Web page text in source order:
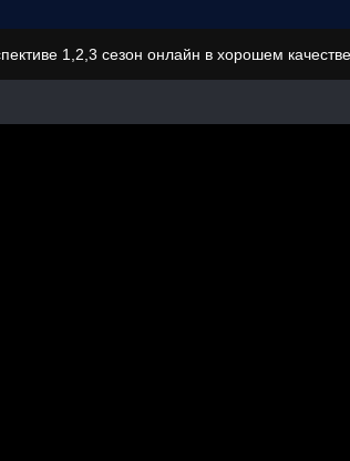
1,2,3 сезон онлайн в хорошем качестве